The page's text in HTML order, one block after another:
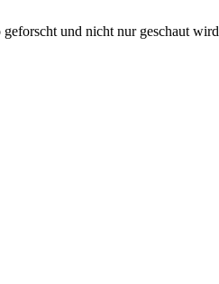
und nicht nur geschaut wird